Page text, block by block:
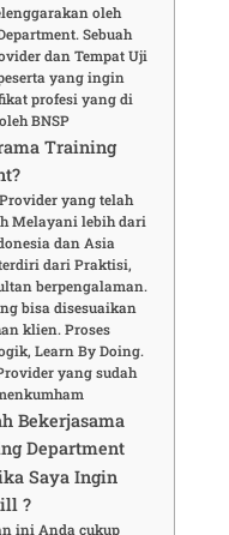
oleh
Sebuah
dan Tempat Uji
yang ingin
profesi yang di
BNSP
Training
yang telah
Melayani lebih dari
dan Asia
dari Praktisi,
berpengalaman.
bisa disesuaikan
klien. Proses
Learn By Doing.
yang sudah
Bekerjasama
Department
Saya Ingin
?
ini Anda cukup